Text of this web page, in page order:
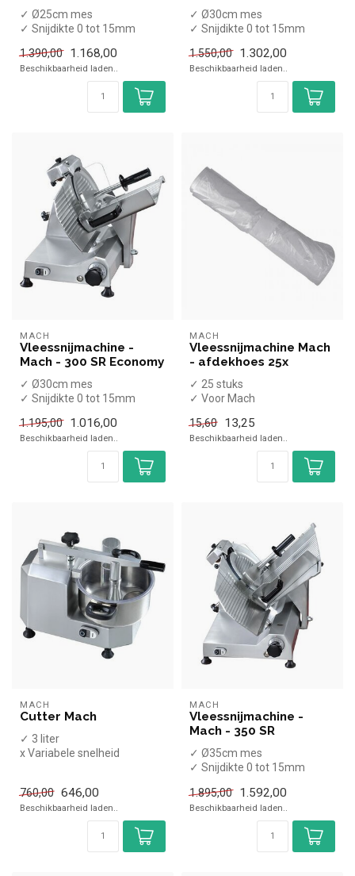
✓ Ø25cm mes
✓ Snijdikte 0 tot 15mm
✓ Recht model
✓ 260 Watt
1.390,00 1.168,00
Beschikbaarheid laden..
✓ Ø30cm mes
✓ Snijdikte 0 tot 15mm
✓ Schuin model
✓ 300 Watt
1.550,00 1.302,00
Beschikbaarheid laden..
MACH
Vleessnijmachine -
Mach - 300 SR Economy
✓ Ø30cm mes
✓ Snijdikte 0 tot 15mm
✓ Schuin model
✓ 245 Watt
1.195,00 1.016,00
Beschikbaarheid laden..
MACH
Vleessnijmachine Mach
- afdekhoes 25x
✓ 25 stuks
✓ Voor Mach
15,60
13,25
Beschikbaarheid laden..
MACH
Cutter Mach
✓ 3 liter
x Variabele snelheid
760,00 646,00
Beschikbaarheid laden..
MACH
Vleessnijmachine -
Mach - 350 SR
✓ Ø35cm mes
✓ Snijdikte 0 tot 15mm
✓ Schuin model
✓ 300 Watt
1.895,00 1.592,00
Beschikbaarheid laden..